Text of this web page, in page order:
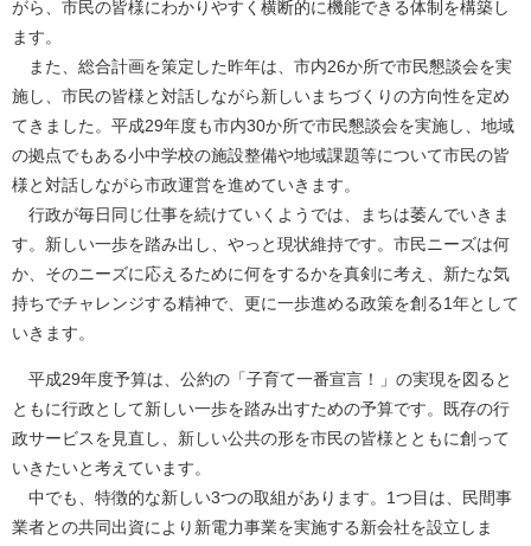
がら、市民の皆様にわかりやすく横断的に機能できる体制を構築し
ます。
また、総合計画を策定した昨年は、市内26か所で市民懇談会を実
施し、市民の皆様と対話しながら新しいまちづくりの方向性を定め
てきました。平成29年度も市内30か所で市民懇談会を実施し、地域
の拠点でもある小中学校の施設整備や地域課題等について市民の皆
様と対話しながら市政運営を進めていきます。
行政が毎日同じ仕事を続けていくようでは、まちは萎んでいきま
す。新しい一歩を踏み出し、やっと現状維持です。市民ニーズは何
か、そのニーズに応えるために何をするかを真剣に考え、新たな気
持ちでチャレンジする精神で、更に一歩進める政策を創る1年として
いきます。
平成29年度予算は、公約の「子育て一番宣言！」の実現を図ると
ともに行政として新しい一歩を踏み出すための予算です。既存の行
政サービスを見直し、新しい公共の形を市民の皆様とともに創って
いきたいと考えています。
中でも、特徴的な新しい3つの取組があります。1つ目は、民間事
業者との共同出資により新電力事業を実施する新会社を設立しま